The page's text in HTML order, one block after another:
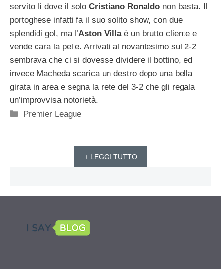
servito lì dove il solo Cristiano Ronaldo non basta. Il
portoghese infatti fa il suo solito show, con due
splendidi gol, ma l’Aston Villaè un brutto cliente e
vende cara la pelle. Arrivati al novantesimo sul 2-2
sembrava che ci si dovesse dividere il bottino, ed
invece Macheda scarica un destro dopo una bella
girata in area e segna la rete del 3-2 che gli regala
un’improvvisa notorietà.
Categorie
Premier League
+ LEGGI TUTTO